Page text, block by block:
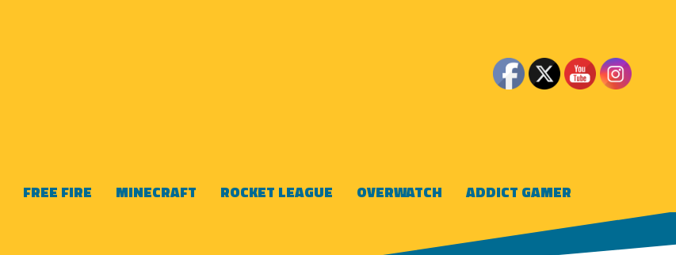
FREE FIRE MINECRAFT ROCKET LEAGUE OVERWATCH ADDICT GAMER